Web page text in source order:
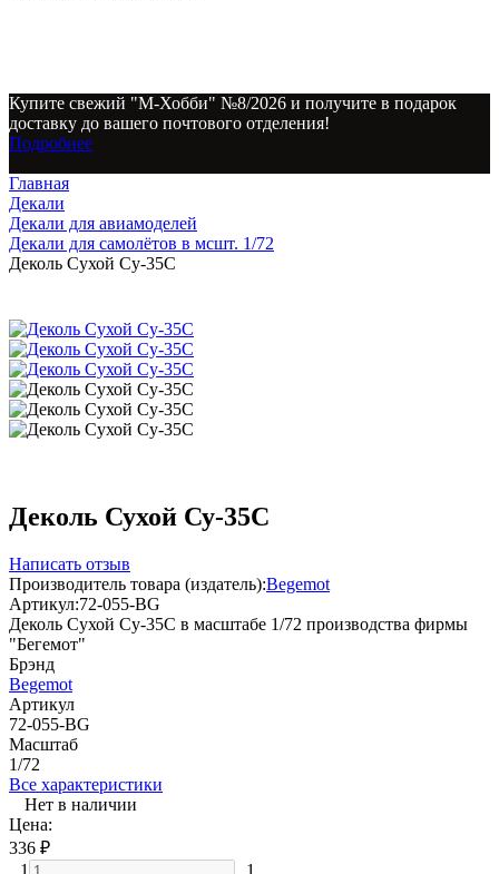
Купите свежий "М-Хобби" №8/2026 и получите в подарок
доставку до вашего почтового отделения!
Подробнее
Главная
Декали
Декали для авиамоделей
Декали для самолётов в мсшт. 1/72
Деколь Сухой Су-35С
Деколь Сухой Су-35С
Написать отзыв
Производитель товара (издатель):Begemot
Артикул:72-055-BG
Деколь Сухой Су-35С в масштабе 1/72 производства фирмы
"Бегемот"
Брэнд
Begemot
Артикул
72-055-BG
Масштаб
1/72
Все характеристики
Нет в наличии
Цена:
336 ₽
1
1